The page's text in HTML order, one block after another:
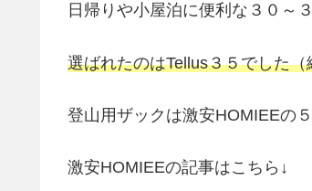
日帰りや小屋泊に便利な３０～
選ばれたのはTellus３５でした（
登山用ザックは激安HOMIEEの
激安HOMIEEの記事はこちら↓